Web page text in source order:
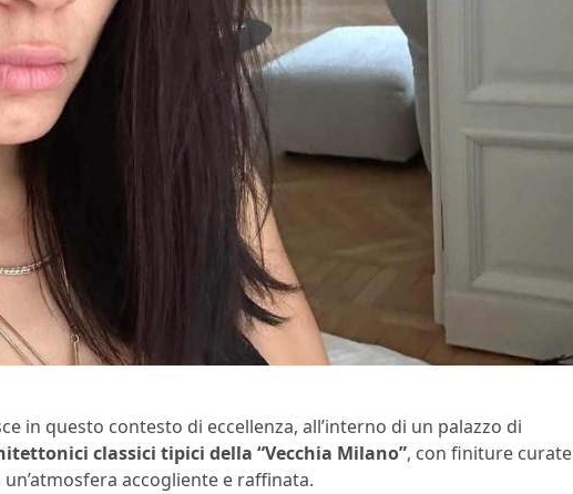
in questo contesto di eccellenza, all’interno di un palazzo di
classici tipici della “Vecchia Milano”, con finiture curate
accogliente e raffinata.